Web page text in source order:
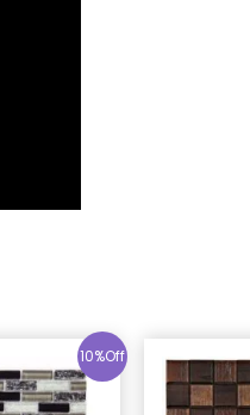
10%Off